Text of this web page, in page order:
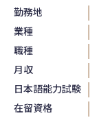
勤務地
業種
職種
月収
日本語能力試験
在留資格